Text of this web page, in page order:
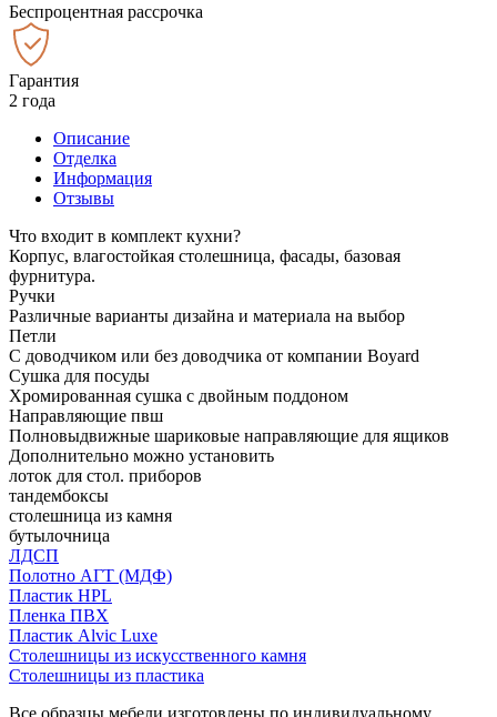
Беспроцентная рассрочка
Гарантия
2 года
Описание
Отделка
Информация
Отзывы
Что входит в комплект кухни?
Корпус, влагостойкая столешница, фасады, базовая
фурнитура.
Ручки
Различные варианты дизайна и материала на выбор
Петли
С доводчиком или без доводчика от компании Boyard
Сушка для посуды
Хромированная сушка с двойным поддоном
Направляющие пвш
Полновыдвижные шариковые направляющие для ящиков
Дополнительно можно установить
лоток для стол. приборов
тандембоксы
столешница из камня
бутылочница
ЛДСП
Полотно АГТ (МДФ)
Пластик HPL
Пленка ПВХ
Пластик Alvic Luxe
Столешницы из искусственного камня
Столешницы из пластика
Все образцы мебели изготовлены по индивидуальному